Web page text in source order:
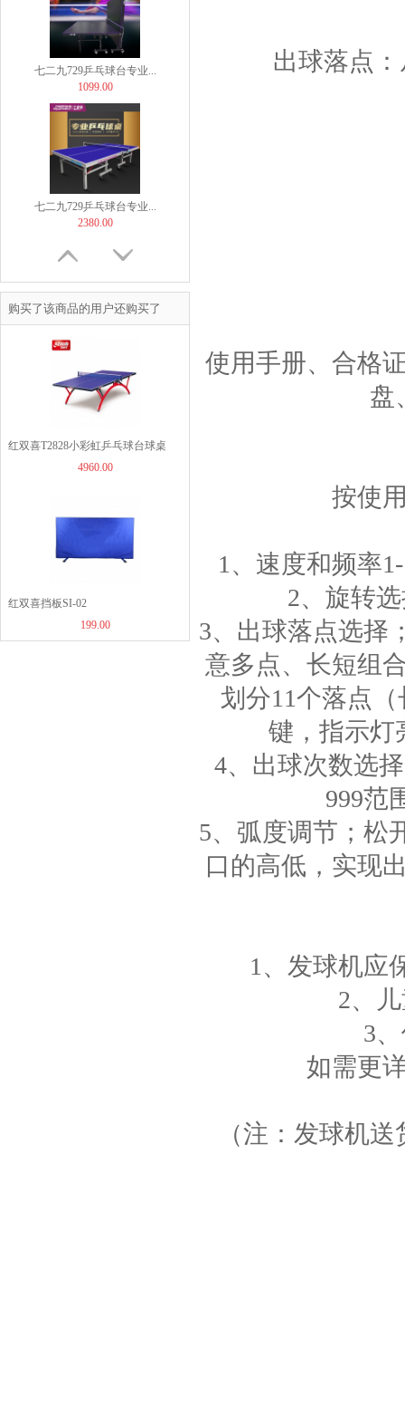
七二九729乒乓球台专业...
1099.00
七二九729乒乓球台专业...
2380.00
TIBHAR挺拔飞舞紫金...
49.00
购买了该商品的用户还购买了
红双喜T2828小彩虹乒乓球台球桌
4960.00
红双喜挡板SI-02
199.00
出球落点
使用手册、合格
盘
按使
1、速度和频率
2、旋转
3、出球落点选择
意多点、长短组
划分11个落点
键，指示灯
4、出球次数选
999范
5、弧度调节；松
口的高低，实现
1、发球机应
2、
3
如需更
（注：发球机